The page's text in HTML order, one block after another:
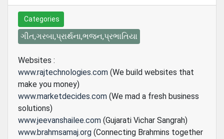
Categories
ગીત,ગરબા,પ્રાર્થના,ભજન,પ્રભાતિયા
Websites :
www.rajtechnologies.com (We build websites that
make you money)
www.marketdecides.com (We mad a fresh business
solutions)
www.jeevanshailee.com (Gujarati Vichar Sangrah)
www.brahmsamaj.org (Connecting Brahmins together